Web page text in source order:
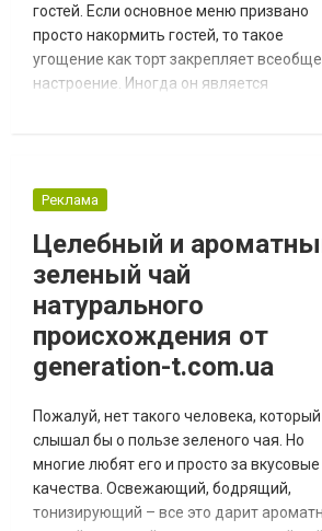
гостей. Если основное меню призвано
просто накормить гостей, то такое
угощение как торт закрепляет
настроение. Иногда он является
удивления можно не только с помощью
Именно эти два ощущения может...
Реклама
Целебный и
зеленый чай
натурального
происхождения от
generation-t.com.ua
Пожалуй, нет такого человека,
слышал бы о пользе зеленого чая. Но
многие любят его и просто за вкусовые
качества. Освежающий, бодрящий,
тонизирующий – все это дарит